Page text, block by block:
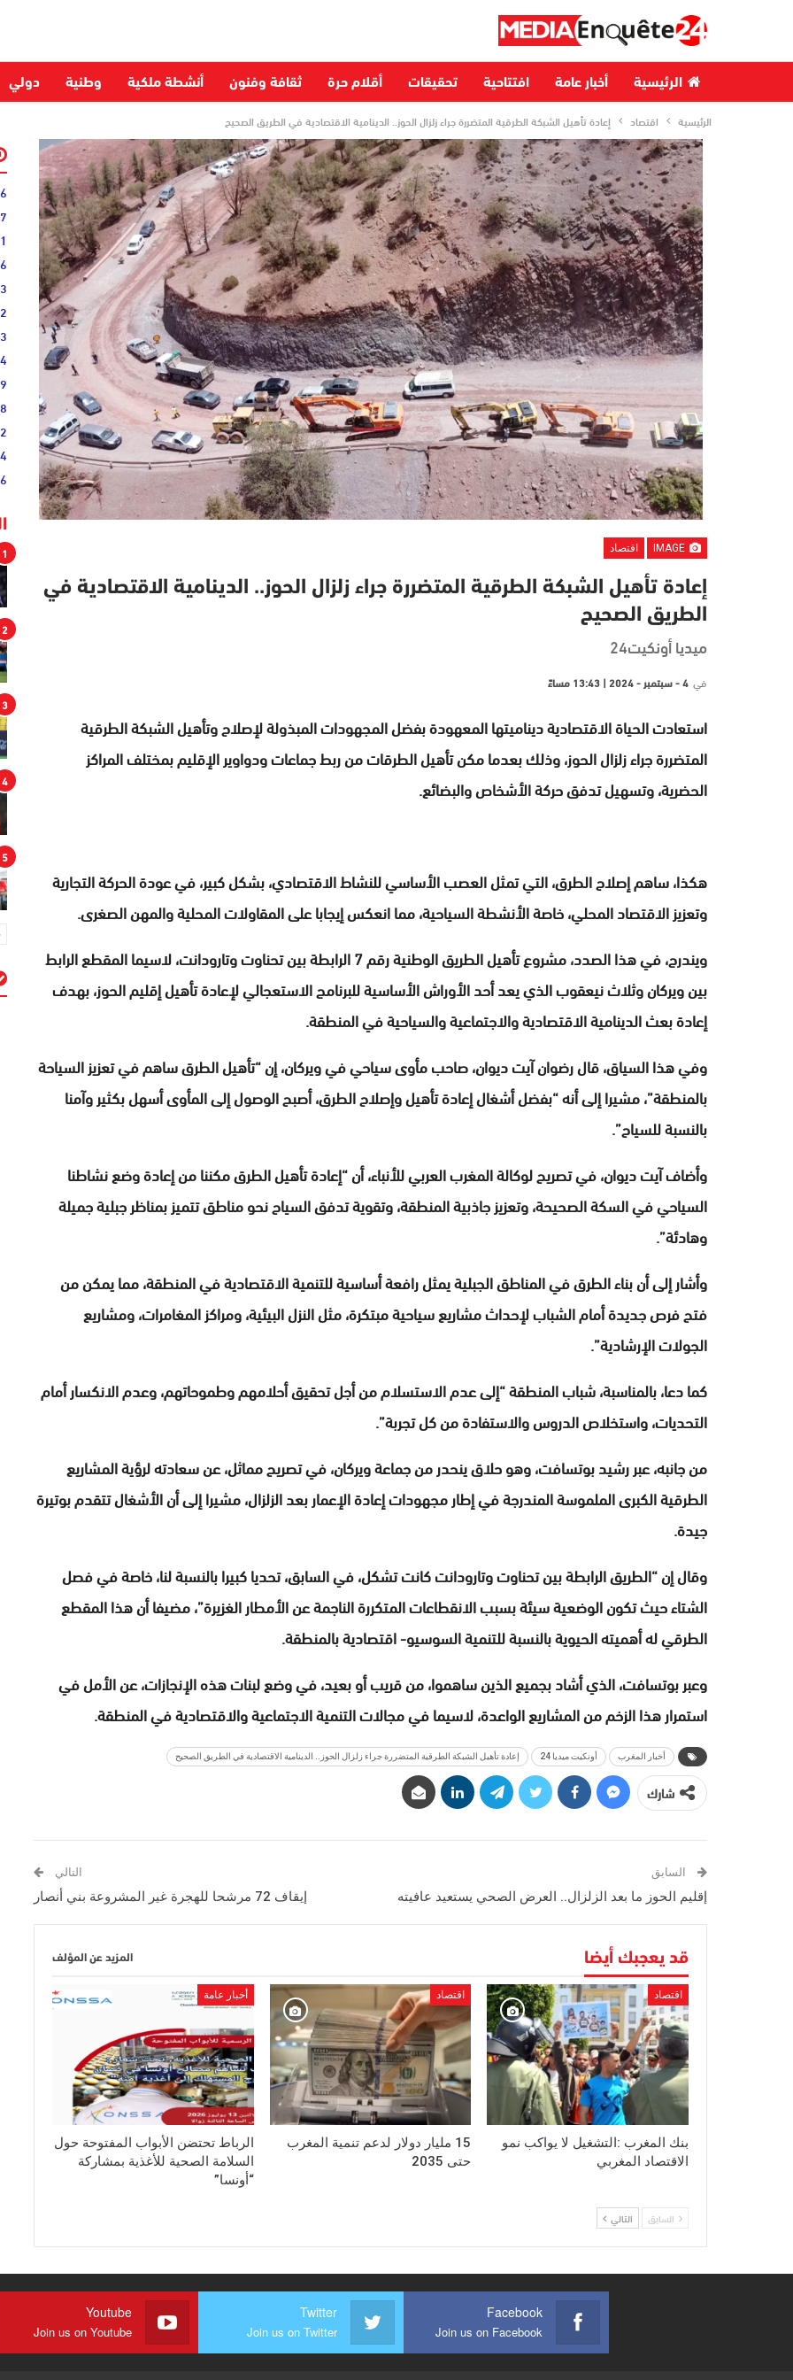
الرئيسية أخبار عامة افتتاحية تحقيقات أقلام حرة ثقافة وفنون أنشطة ملكية وطنية دولي
الرئيسية اقتصاد إعادة تأهيل الشبكة الطرقية المتضررة جراء زلزال الحوز.. الدينامية الاقتصادية في الطريق الصحيح
اقتصاد
إعادة تأهيل الشبكة الطرقية المتضررة جراء زلزال الحوز.. الدينامية الاقتصادية في
الطريق الصحيح
ميديا أونكيت24
في 4 - سبتمبر - 2024 | 13:43 مساءً
استعادت الحياة الاقتصادية ديناميتها المعهودة بفضل المجهودات المبذولة لإصلاح وتأهيل الشبكة الطرقية
المتضررة جراء زلزال الحوز، وذلك بعدما مكن تأهيل الطرقات من ربط جماعات ودواوير الإقليم بمختلف المراكز
الحضرية، وتسهيل تدفق حركة الأشخاص والبضائع.
هكذا، ساهم إصلاح الطرق، التي تمثل العصب الأساسي للنشاط الاقتصادي، بشكل كبير، في عودة الحركة التجارية
وتعزيز الاقتصاد المحلي، خاصة الأنشطة السياحية، مما انعكس إيجابا على المقاولات المحلية والمهن الصغرى.
ويندرج، في هذا الصدد، مشروع تأهيل الطريق الوطنية رقم 7 الرابطة بين تحناوت وتارودانت، لاسيما المقطع الرابط
بين ويركان وثلاث نيعقوب الذي يعد أحد الأوراش الأساسية للبرنامج الاستعجالي لإعادة تأهيل إقليم الحوز، بهدف
إعادة بعث الدينامية الاقتصادية والاجتماعية والسياحية في المنطقة.
وفي هذا السياق، قال رضوان آيت ديوان، صاحب مأوى سياحي في ويركان، إن “تأهيل الطرق ساهم في تعزيز السياحة
بالمنطقة”، مشيرا إلى أنه “بفضل أشغال إعادة تأهيل وإصلاح الطرق، أصبح الوصول إلى المأوى أسهل بكثير وآمنا
بالنسبة للسياح”.
وأضاف آيت ديوان، في تصريح لوكالة المغرب العربي للأنباء، أن “إعادة تأهيل الطرق مكننا من إعادة وضع نشاطنا
السياحي في السكة الصحيحة، وتعزيز جاذبية المنطقة، وتقوية تدفق السياح نحو مناطق تتميز بمناظر جبلية جميلة
وهادئة”.
وأشار إلى أن بناء الطرق في المناطق الجبلية يمثل رافعة أساسية للتنمية الاقتصادية في المنطقة، مما يمكن من
فتح فرص جديدة أمام الشباب لإحداث مشاريع سياحية مبتكرة، مثل النزل البيئية، ومراكز المغامرات، ومشاريع
الجولات الإرشادية”.
كما دعا، بالمناسبة، شباب المنطقة “إلى عدم الاستسلام من أجل تحقيق أحلامهم وطموحاتهم، وعدم الانكسار أمام
التحديات، واستخلاص الدروس والاستفادة من كل تجربة”.
من جانبه، عبر رشيد بوتسافت، وهو حلاق ينحدر من جماعة ويركان، في تصريح مماثل، عن سعادته لرؤية المشاريع
الطرقية الكبرى الملموسة المندرجة في إطار مجهودات إعادة الإعمار بعد الزلزال، مشيرا إلى أن الأشغال تتقدم بوتيرة
جيدة.
وقال إن “الطريق الرابطة بين تحناوت وتارودانت كانت تشكل، في السابق، تحديا كبيرا بالنسبة لنا، خاصة في فصل
الشتاء حيث تكون الوضعية سيئة بسبب الانقطاعات المتكررة الناجمة عن الأمطار الغزيرة”، مضيفا أن هذا المقطع
الطرقي له أهميته الحيوية بالنسبة للتنمية السوسيو- اقتصادية بالمنطقة.
وعبر بوتسافت، الذي أشاد بجميع الذين ساهموا، من قريب أو بعيد، في وضع لبنات هذه الإنجازات، عن الأمل في
استمرار هذا الزخم من المشاريع الواعدة، لاسيما في مجالات التنمية الاجتماعية والاقتصادية في المنطقة.
أخبار المغرب أونكيت ميديا 24 إعادة تأهيل الشبكة الطرقية المتضررة جراء زلزال الحوز.. الدينامية الاقتصادية في الطريق الصحيح
شارك
السابق
إقليم الحوز ما بعد الزلزال.. العرض الصحي يستعيد عافيته
التالي
إيقاف 72 مرشحا للهجرة غير المشروعة بني أنصار
قد يعجبك أيضا المزيد عن المؤلف
اقتصاد
بنك المغرب :التشغيل لا يواكب نمو
الاقتصاد المغربي
اقتصاد
15 مليار دولار لدعم تنمية المغرب
حتى 2035
أخبار عامة
الرباط تحتضن الأبواب المفتوحة حول
السلامة الصحية للأغذية بمشاركة
“أونسا”
السابق التالي
1
2
3
4
5
Facebook
Join us on Facebook
Twitter
Join us on Twitter
Youtube
Join us on Youtube